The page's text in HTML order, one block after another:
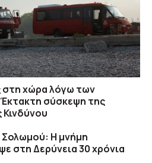
στη χώρα λόγω των
σύσκεψη της
Σολωμού: Η μνήμη
στη Δερύνεια 30 χρόνια